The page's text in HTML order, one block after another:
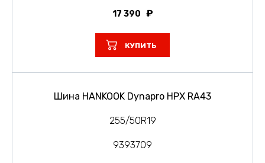
17 390
КУПИТЬ
Шина HANKOOK Dynapro HPX RA43
255/50R19
9393709